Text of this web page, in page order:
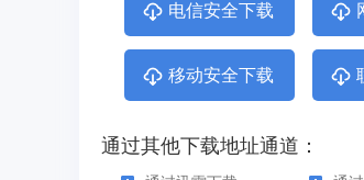
电信安全下载
移动安全下载
通过其他下载地址通道：